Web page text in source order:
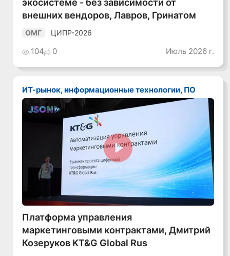
внешних вендоров, Лавров, Гринатом
ОМГ ЦИПР-2026
104 0 Июль 2026 г.
ИТ-рынок, информационные технологии, ПО
Смотреть видео
Платформа управления
маркетинговыми контрактами, Дмитрий
Козеруков KT&G Global Rus